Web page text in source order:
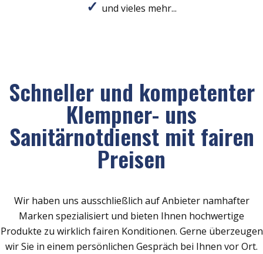
und vieles mehr...
Schneller und kompetenter
Klempner- uns
Sanitärnotdienst mit fairen
Preisen
Wir haben uns ausschließlich auf Anbieter namhafter
Marken spezialisiert und bieten Ihnen hochwertige
Produkte zu wirklich fairen Konditionen. Gerne überzeugen
wir Sie in einem persönlichen Gespräch bei Ihnen vor Ort.